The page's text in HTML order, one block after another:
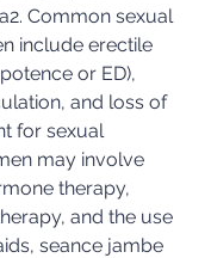
Common sexual
include erectile
or ED),
and loss of
for sexual
may involve
therapy,
and the use
seance jambe